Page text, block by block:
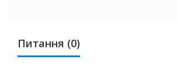
Питання (0)